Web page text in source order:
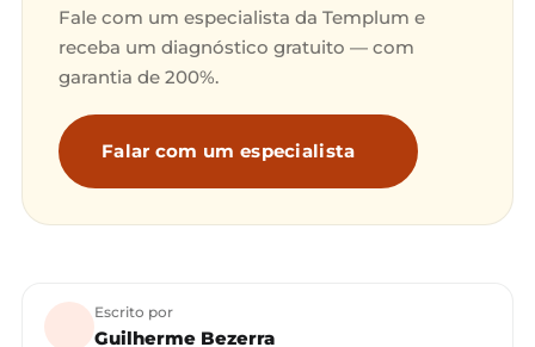
Fale com um especialista da Templum e
receba um diagnóstico gratuito — com
garantia de 200%.
Falar com um especialista
Escrito por
Guilherme Bezerra